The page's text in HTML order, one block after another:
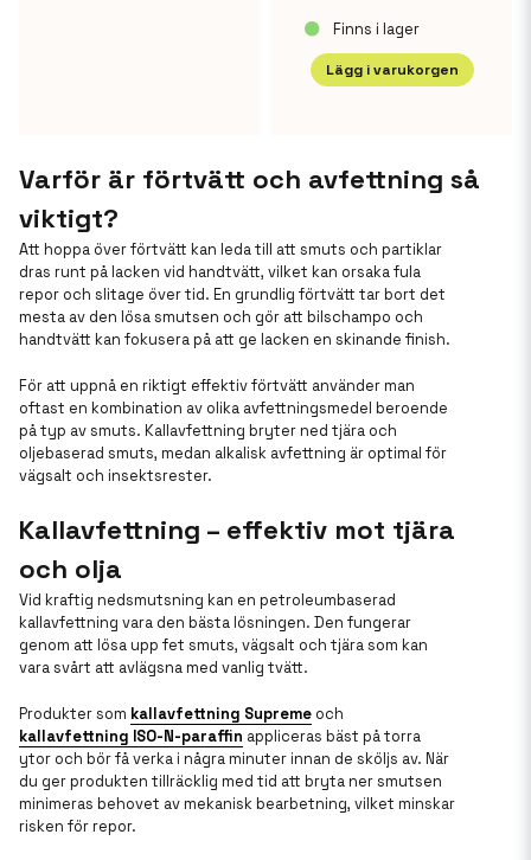
Finns i lager
Lägg i varukorgen
Varför är förtvätt och avfettning så
viktigt?
Att hoppa över förtvätt kan leda till att smuts och partiklar
dras runt på lacken vid handtvätt, vilket kan orsaka fula
repor och slitage över tid. En grundlig förtvätt tar bort det
mesta av den lösa smutsen och gör att bilschampo och
handtvätt kan fokusera på att ge lacken en skinande finish.
För att uppnå en riktigt effektiv förtvätt använder man
oftast en kombination av olika avfettningsmedel beroende
på typ av smuts. Kallavfettning bryter ned tjära och
oljebaserad smuts, medan alkalisk avfettning är optimal för
vägsalt och insektsrester.
Kallavfettning – effektiv mot tjära
och olja
Vid kraftig nedsmutsning kan en petroleumbaserad
kallavfettning vara den bästa lösningen. Den fungerar
genom att lösa upp fet smuts, vägsalt och tjära som kan
vara svårt att avlägsna med vanlig tvätt.
Produkter som kallavfettning Supreme och
kallavfettning ISO-N-paraffin appliceras bäst på torra
ytor och bör få verka i några minuter innan de sköljs av. När
du ger produkten tillräcklig med tid att bryta ner smutsen
minimeras behovet av mekanisk bearbetning, vilket minskar
risken för repor.